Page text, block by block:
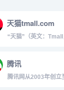
天猫tmall.com
“天猫”（英文：
为“天猫”。2012年3
腾讯
腾讯网从2003年创立